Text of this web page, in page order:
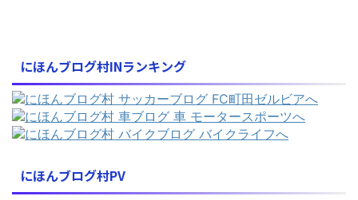
にほんブログ村INランキング
にほんブログ村PV